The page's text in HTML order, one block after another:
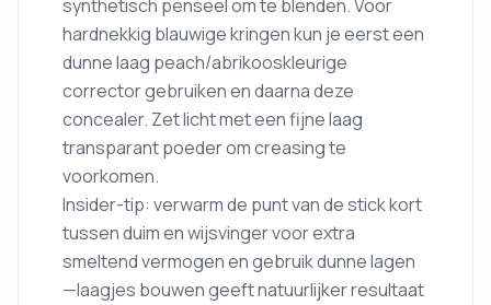
synthetisch penseel om te blenden. Voor
hardnekkig blauwige kringen kun je eerst een
dunne laag peach/abrikooskleurige
corrector gebruiken en daarna deze
concealer. Zet licht met een fijne laag
transparant poeder om creasing te
voorkomen.
Insider-tip: verwarm de punt van de stick kort
tussen duim en wijsvinger voor extra
smeltend vermogen en gebruik dunne lagen
—laagjes bouwen geeft natuurlijker resultaat